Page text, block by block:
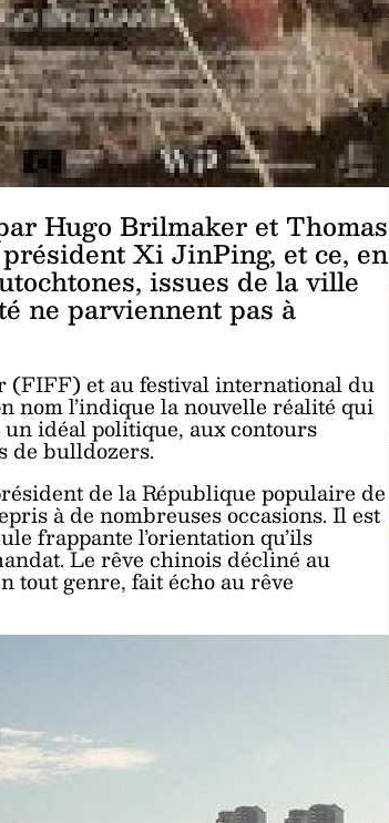
Hugo Brilmaker et Thomas
Xi JinPing, et ce, en
issues de la ville
ne parviennent pas à
(FIFF) et au festival international du
nom l’indique la nouvelle réalité qui
idéal politique, aux contours
de bulldozers.
de la République populaire de
à de nombreuses occasions. Il est
frappante l’orientation qu’ils
Le rêve chinois décliné au
tout genre, fait écho au rêve